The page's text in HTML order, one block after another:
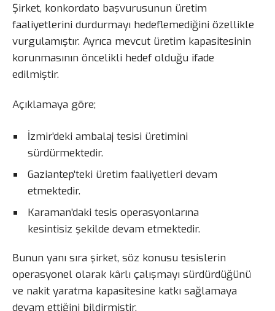
Şirket, konkordato başvurusunun üretim
faaliyetlerini durdurmayı hedeflemediğini özellikle
vurgulamıştır. Ayrıca mevcut üretim kapasitesinin
korunmasının öncelikli hedef olduğu ifade
edilmiştir.
Açıklamaya göre;
İzmir’deki ambalaj tesisi üretimini
sürdürmektedir.
Gaziantep’teki üretim faaliyetleri devam
etmektedir.
Karaman’daki tesis operasyonlarına
kesintisiz şekilde devam etmektedir.
Bunun yanı sıra şirket, söz konusu tesislerin
operasyonel olarak kârlı çalışmayı sürdürdüğünü
ve nakit yaratma kapasitesine katkı sağlamaya
devam ettiğini bildirmiştir.